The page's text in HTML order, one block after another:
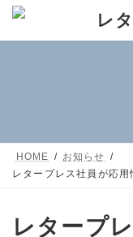
コ
ス
キ
ナ
ン
に
HOME
お知らせ
レタープレス社員が応
レタープ